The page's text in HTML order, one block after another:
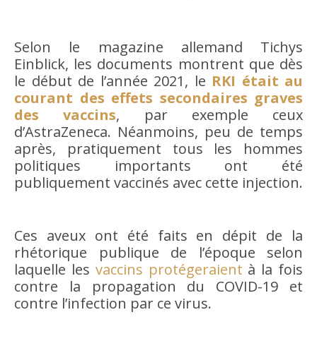
Selon le magazine allemand Tichys
Einblick, les documents montrent que dès
le début de l’année 2021, le RKI était au
courant des effets secondaires graves
des vaccins, par exemple ceux
d’AstraZeneca. Néanmoins, peu de temps
après, pratiquement tous les hommes
politiques importants ont été
publiquement vaccinés avec cette injection.
Ces aveux ont été faits en dépit de la
rhétorique publique de l’époque selon
laquelle les vaccins protégeraient à la fois
contre la propagation du COVID-19 et
contre l’infection par ce virus.